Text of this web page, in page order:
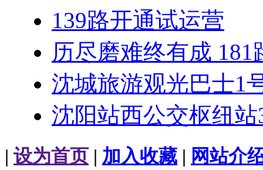
139路开通试运营
历尽磨难终有成 181
沈城旅游观光巴士1
沈阳站西公交枢纽
| 设为首页 | 加入收藏 | 网站介